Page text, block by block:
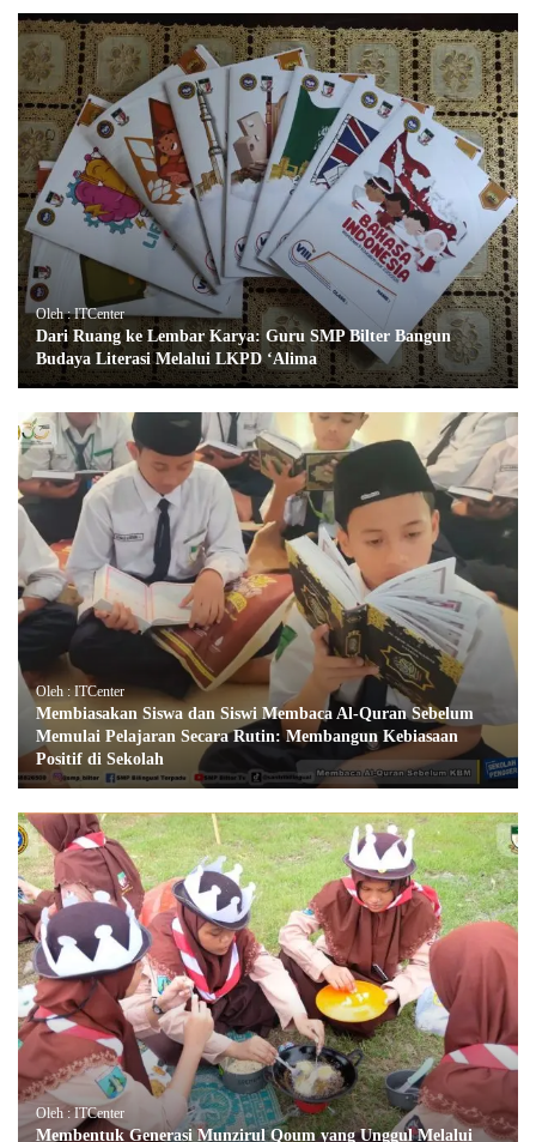
Oleh : ITCenter
Dari Ruang ke Lembar Karya: Guru SMP Bilter Bangun
Budaya Literasi Melalui LKPD ‘Alima
Oleh : ITCenter
Membiasakan Siswa dan Siswi Membaca Al-Quran Sebelum
Memulai Pelajaran Secara Rutin: Membangun Kebiasaan
Positif di Sekolah
Oleh : ITCenter
Membentuk Generasi Munzirul Qoum yang Unggul Melalui